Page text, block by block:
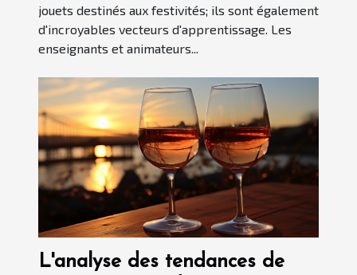
jouets destinés aux festivités; ils sont également
d'incroyables vecteurs d'apprentissage. Les
enseignants et animateurs...
L'analyse des tendances de